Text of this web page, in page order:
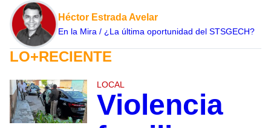
Héctor Estrada Avelar
En la Mira / ¿La última oportunidad del STSGECH?
LO+RECIENTE
LOCAL
Violencia